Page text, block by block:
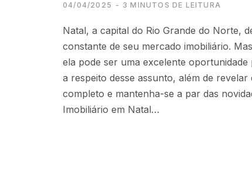
04/04/2025 3 MINUTOS DE LEITURA
Natal, a capital do Rio Grande do Norte,
constante de seu mercado imobiliário.
ela pode ser uma excelente
a respeito desse assunto, além de
completo e mantenha-se a par das
Imobiliário em Natal…